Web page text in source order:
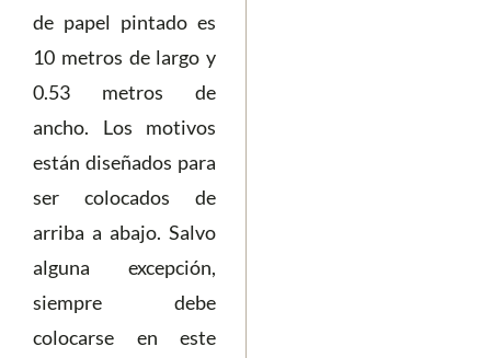
de papel pintado es
10 metros de largo y
0.53 metros de
ancho. Los motivos
están diseñados para
ser colocados de
arriba a abajo. Salvo
alguna excepción,
siempre debe
colocarse en este